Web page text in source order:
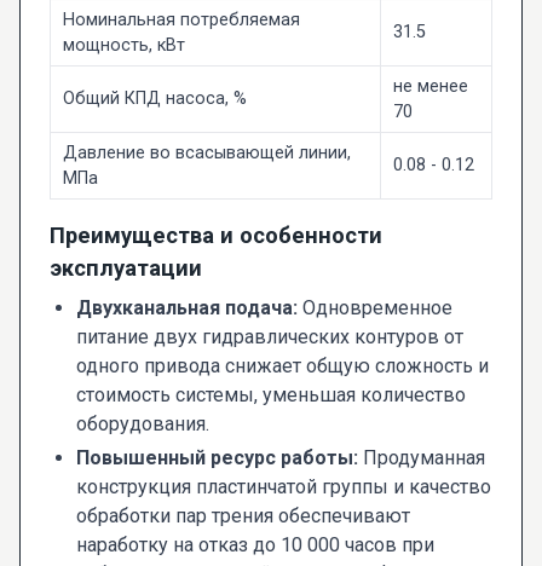
Номинальная потребляемая
мощность, кВт
31.5
Общий КПД насоса, %
не менее
70
Давление во всасывающей линии,
МПа
0.08 - 0.12
Преимущества и особенности
эксплуатации
Двухканальная подача: Одновременное
питание двух гидравлических контуров от
одного привода снижает общую сложность и
стоимость системы, уменьшая количество
оборудования.
Повышенный ресурс работы: Продуманная
конструкция пластинчатой группы и качество
обработки пар трения обеспечивают
наработку на отказ до 10 000 часов при